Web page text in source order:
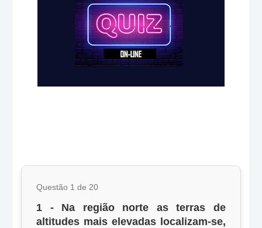
Questão 1 de 20
1 - Na região norte as terras de
altitudes mais elevadas localizam-se,